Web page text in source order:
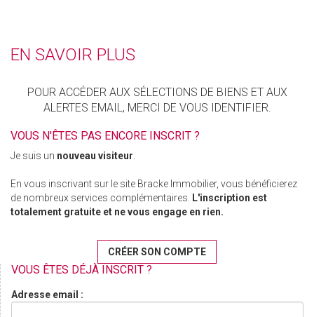
EN SAVOIR PLUS
POUR ACCÉDER AUX SÉLECTIONS DE BIENS ET AUX
ALERTES EMAIL, MERCI DE VOUS IDENTIFIER.
VOUS N'ÊTES PAS ENCORE INSCRIT ?
Je suis un nouveau visiteur.
En vous inscrivant sur le site Bracke Immobilier, vous bénéficierez
de nombreux services complémentaires. L'inscription est
totalement gratuite et ne vous engage en rien.
CRÉER SON COMPTE
VOUS ÊTES DÉJÀ INSCRIT ?
Adresse email :